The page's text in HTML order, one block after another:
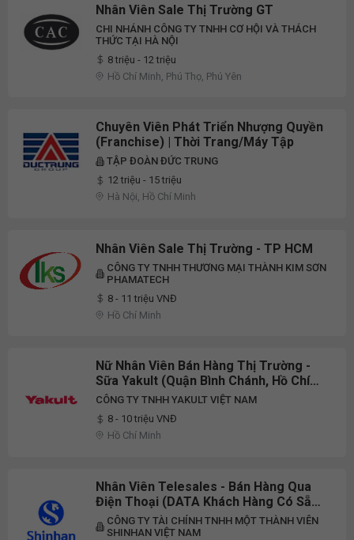
Nhân Viên Sale Thị Trường GT
CHI NHÁNH CÔNG TY TNHH CƠ HỘI VÀ THÁCH
THỨC TẠI HÀ NỘI
8 triệu - 12 triệu
Hồ Chí Minh, Phú Thọ, Phú Yên
Chuyên Viên Phát Triển Nhượng Quyền
(Franchise) | Thời Trang/Máy Tập
TẬP ĐOÀN ĐỨC TRUNG
12 triệu - 15 triệu
Hà Nội, Hồ Chí Minh
Nhân Viên Sale Thị Trường - TP HCM
CÔNG TY TNHH THƯƠNG MẠI THÀNH KIM SƠN
PHAMATECH
8 - 11 triệu VNĐ
Hồ Chí Minh
Nữ Nhân Viên Bán Hàng Thị Trường -
Sữa Yakult (Quận Bình Chánh, Hồ Chí
Minh)
CÔNG TY TNHH YAKULT VIỆT NAM
8 - 10 triệu VNĐ
Hồ Chí Minh
Nhân Viên Telesales - Bán Hàng Qua
Điện Thoại (DATA Khách Hàng Có Sẵn,
Không Đi Thị Trường) - Ưu Tiên Đi Làm
Ngay
CÔNG TY TÀI CHÍNH TNHH MỘT THÀNH VIÊN
SHINHAN VIỆT NAM